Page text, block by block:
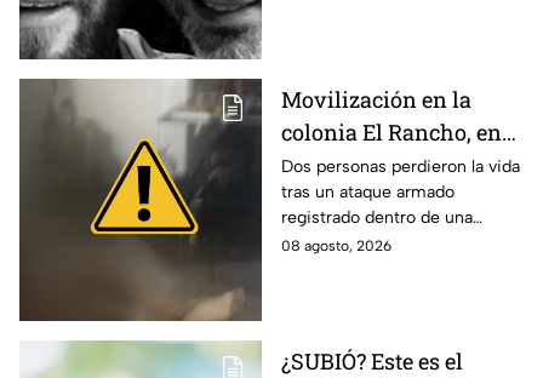
Movilización en la
colonia El Rancho, en
San Matías
Tlalancaleca, Puebla;
reportan dos personas
sin vida
Dos personas perdieron la vida
tras un ataque armado
registrado dentro de una
vivienda ubicada en la colonia
08 agosto, 2026
¿SUBIÓ? Este es el